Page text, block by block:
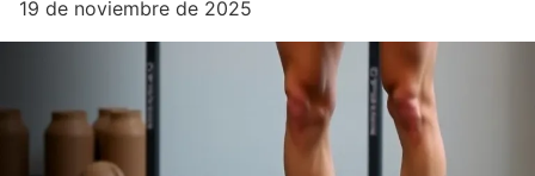
19 de noviembre de 2025